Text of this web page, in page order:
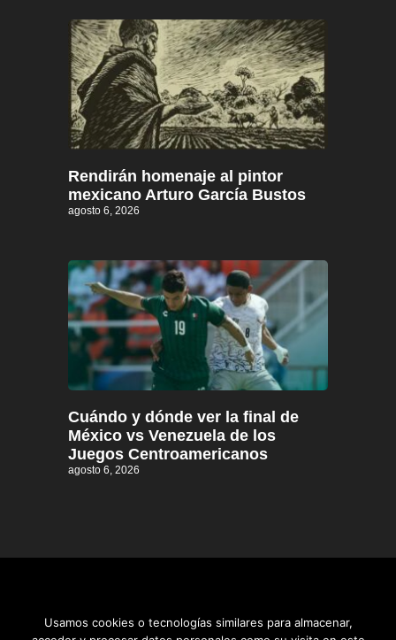
Rendirán homenaje al pintor
mexicano Arturo García Bustos
agosto 6, 2026
Cuándo y dónde ver la final de
México vs Venezuela de los
Juegos Centroamericanos
agosto 6, 2026
Usamos cookies o tecnologías similares para almacenar,